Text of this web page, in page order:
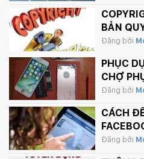
BẢN
Đăng bởi
PHỤC
CHỢ
Đăng bởi
CÁCH
Đăng bởi